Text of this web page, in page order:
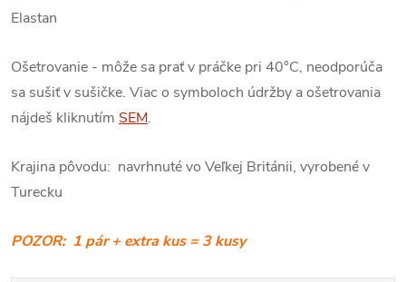
Elastan
Ošetrovanie - môže sa prať v práčke pri 40°C, neodporúča
sa sušiť v sušičke. Viac o symboloch údržby a ošetrovania
nájdeš kliknutím SEM.
Krajina pôvodu: navrhnuté vo Veľkej Británii, vyrobené v
Turecku
POZOR: 1 pár + extra kus = 3 kusy